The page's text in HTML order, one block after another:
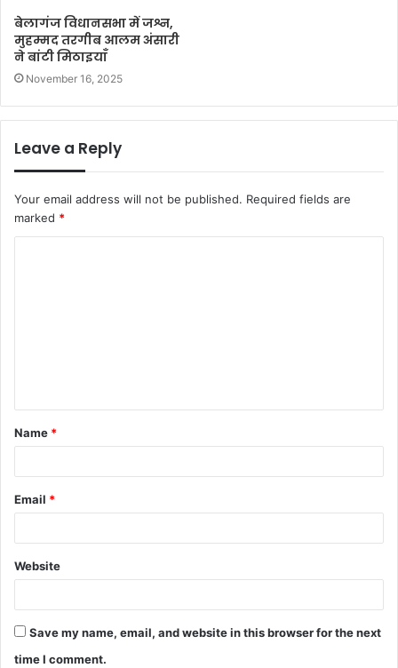
बेलागंज विधानसभा में जश्न,
मुहम्मद तरगीब आलम अंसारी
ने बांटी मिठाइयाँ
November 16, 2025
Leave a Reply
Your email address will not be published. Required fields are
marked *
t
*
Name *
Email *
Website
Save my name, email, and website in this browser for the next
time I comment.